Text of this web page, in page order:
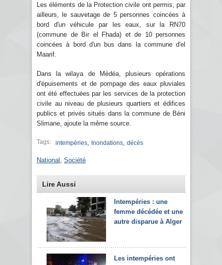
Les éléments de la Protection civile ont permis, par
ailleurs, le sauvetage de 5 personnes coincées à
bord d'un véhicule par les eaux, sur la RN70
(commune de Bir el Fhada) et de 10 personnes
coincées à bord d'un bus dans la commune d'el
Maarif.
Dans la wilaya de Médéa, plusieurs opérations
d'épuisements et de pompage des eaux pluviales
ont été effectuées par les services de la protection
civile au niveau de plusieurs quartiers et édifices
publics et privés situés dans la commune de Béni
Slimane, ajoute la même source.
Tags: intempéries Inondations décès
National Société
Lire Aussi
Intempéries : une
femme décédée et une
autre disparue à Alger
Les intempéries ont